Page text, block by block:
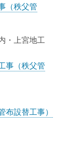
（秩父管
・上宮地工
事（秩父管
布設替工事）